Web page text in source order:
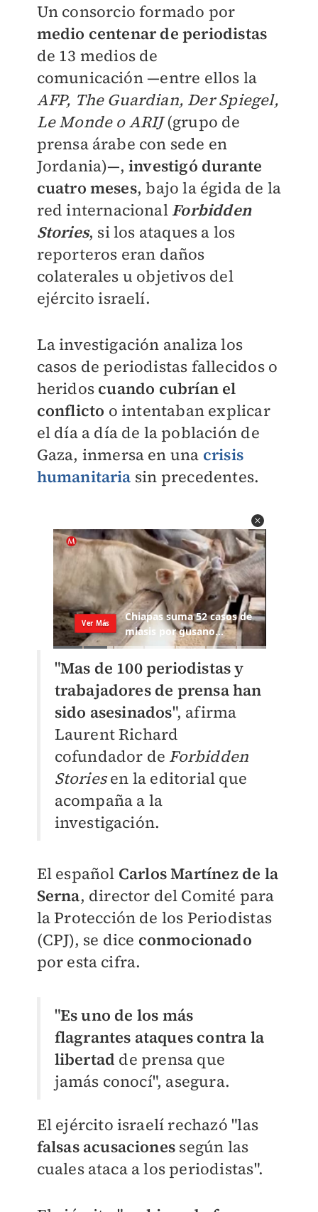
Un consorcio formado por
medio centenar de periodistas
de 13 medios de
comunicación—entre ellos la
AFP, The Guardian, Der Spiegel,
Le Monde o ARIJ(grupo de
prensa árabe con sede en
Jordania)—, investigó durante
cuatro meses, bajo la égida de la
red internacional Forbidden
Stories, si los ataques a los
reporteros eran daños
colaterales u objetivos del
ejército israelí.
La investigación analiza los
casos de periodistas fallecidos o
heridos cuando cubrían el
conflicto o intentaban explicar
el día a día de la población de
Gaza, inmersa en una crisis
humanitaria sin precedentes.
"Mas de 100 periodistas y
trabajadores de prensa han
sido asesinados", afirma
Laurent Richard
cofundador de Forbidden
Storiesen la editorial que
acompaña a la
investigación.
El español Carlos Martínez de la
Serna, director del Comité para
la Protección de los Periodistas
(CPJ), se dice conmocionado
por esta cifra.
"Es uno de los más
flagrantes ataques contra la
libertad de prensa que
jamás conocí", asegura.
El ejército israelí rechazó "las
falsas acusaciones según las
cuales ataca a los periodistas".